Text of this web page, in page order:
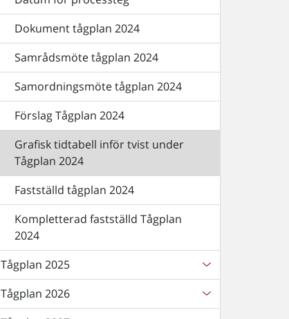
Dokument tågplan 2024
Samrådsmöte tågplan 2024
Samordningsmöte tågplan 2024
Förslag Tågplan 2024
Grafisk tidtabell inför tvist under
Tågplan 2024
Fastställd tågplan 2024
Kompletterad fastställd Tågplan
2024
Tågplan 2025
Tågplan 2026